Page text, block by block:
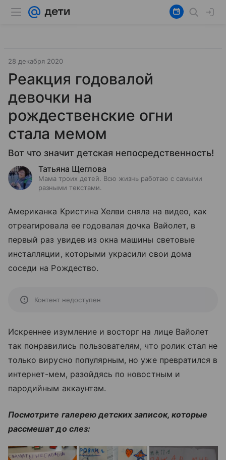
28 декабря 2020
Реакция годовалой
девочки на
рождественские огни
стала мемом
Вот что значит детская непосредственность!
Татьяна Щеглова
Мама троих детей. Всю жизнь работаю с самыми
разными текстами.
Американка Кристина Хелви сняла на видео, как
отреагировала ее годовалая дочка Вайолет, в
первый раз увидев из окна машины световые
инсталляции, которыми украсили свои дома
соседи на Рождество.
Контент недоступен
Искреннее изумление и восторг на лице Вайолет
так понравились пользователям, что ролик стал не
только вирусно популярным, но уже превратился в
интернет-мем, разойдясь по новостным и
пародийным аккаунтам.
Посмотрите галерею детских записок, которые
рассмешат до слез: